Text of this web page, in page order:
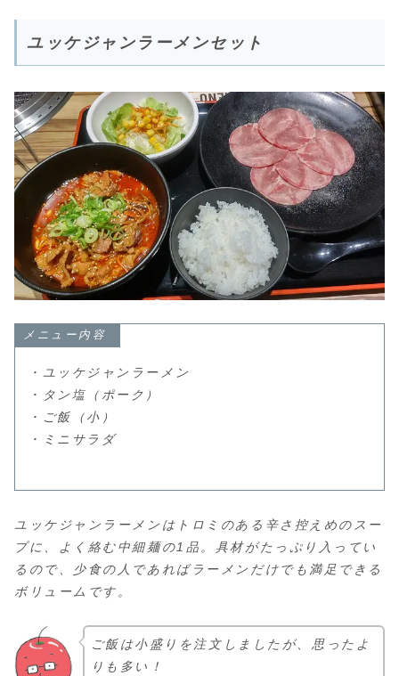
ユッケジャンラーメンセット
メニュー内容
・ユッケジャンラーメン
・タン塩（ポーク）
・ご飯（小）
・ミニサラダ
ユッケジャンラーメンはトロミのある辛さ控えめのスー
プに、よく絡む中細麺の1品。具材がたっぷり入ってい
るので、少食の人であればラーメンだけでも満足できる
ボリュームです。
ご飯は小盛りを注文しましたが、思ったよ
りも多い！